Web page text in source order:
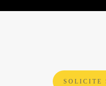
SOLICITE